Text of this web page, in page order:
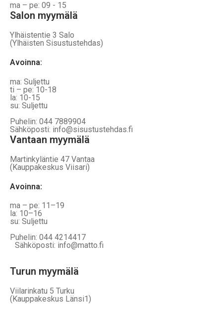
ma – pe: 09 - 15
Salon myymälä
Ylhäistentie 3 Salo
(Ylhäisten Sisustustehdas)
Avoinna:
ma: Suljettu
ti – pe: 10-18
la: 10-15
su: Suljettu
Puhelin: 044 7889904
Sähköposti: info@sisustustehdas.fi
Vantaan myymälä
Martinkyläntie 47 Vantaa
(Kauppakeskus Viisari)
Avoinna:
ma – pe: 11–19
la: 10–16
su: Suljettu
Puhelin: 044 4214417
Sähköposti: info@matto.fi
Turun myymälä
Viilarinkatu 5 Turku
(Kauppakeskus Länsi1)